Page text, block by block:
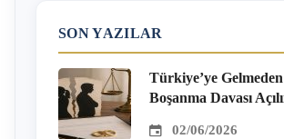
SON YAZILAR
Türkiye’ye Gelmeden
Boşanma Davası
02/06/2026